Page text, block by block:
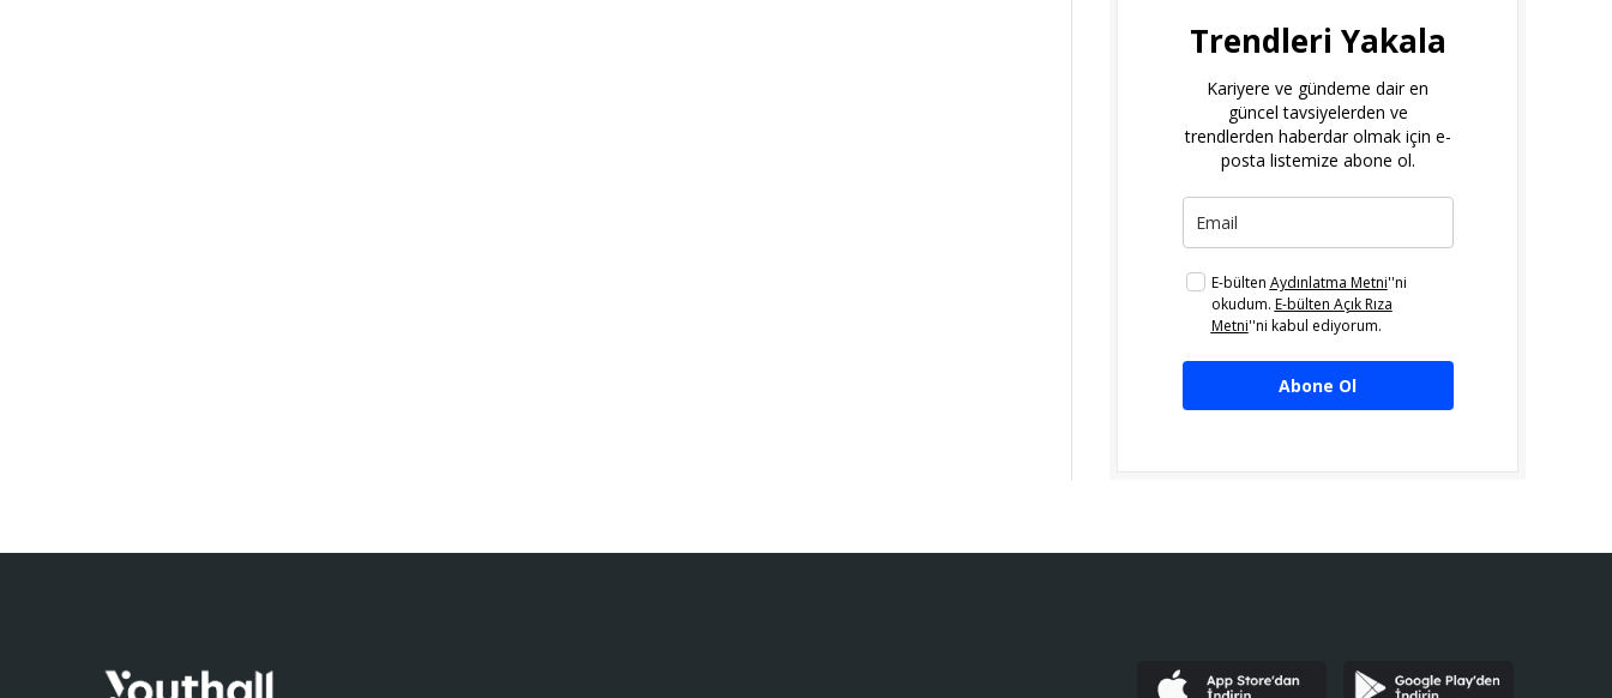
Trendleri Yakala
Kariyere ve gündeme dair en
güncel tavsiyelerden ve
trendlerden haberdar olmak için e-
posta listemize abone ol.
E-bülten Aydınlatma Metni''ni
okudum. E-bülten Açık Rıza
Metni''ni kabul ediyorum.
Abone Ol